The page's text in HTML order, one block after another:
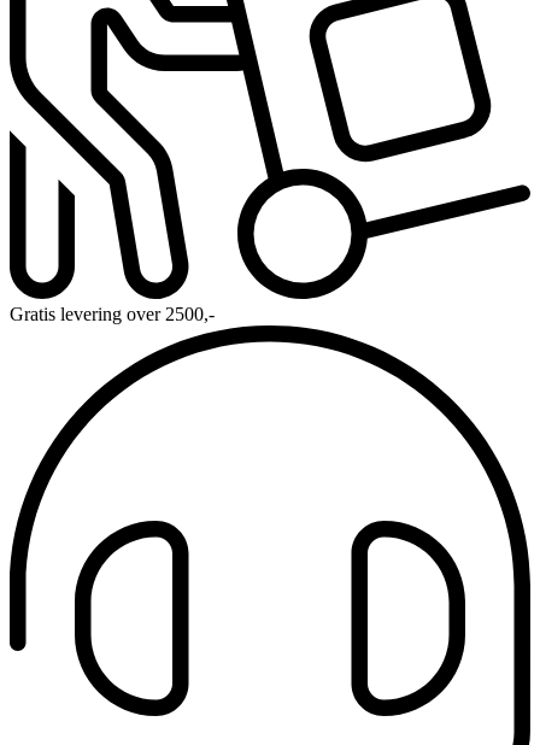
Gratis levering over 2500,-